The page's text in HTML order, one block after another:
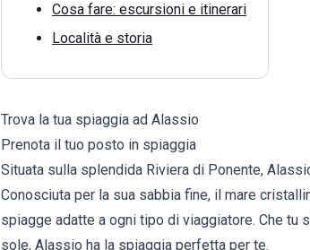
Cosa fare: escursioni e itinerari
Località e storia
Trova la tua spiaggia ad Alassio
Prenota il tuo posto in spiaggia
Situata sulla splendida Riviera di Ponente,
Conosciuta per la sua sabbia fine, il mare
spiagge adatte a ogni tipo di viaggiatore. Che tu
sole, Alassio ha la spiaggia perfetta per te.